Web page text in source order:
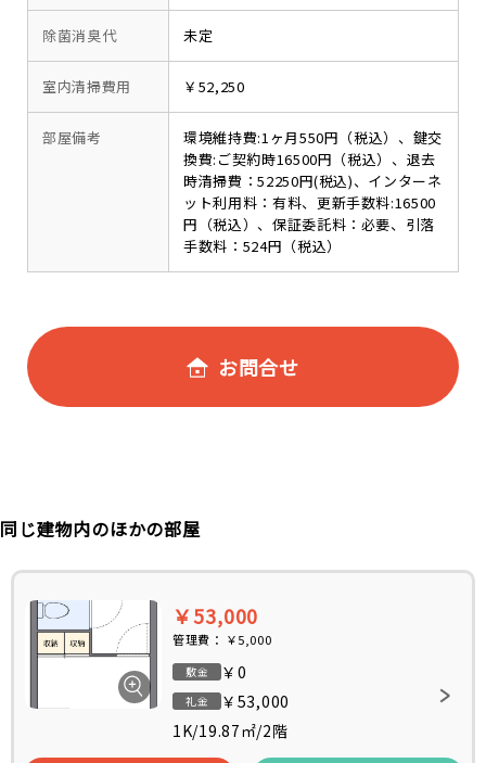
除菌消臭代 未定
室内清掃費用 ￥52,250
部屋備考
環境維持費:1ヶ月550円（税込）、鍵交
換費:ご契約時16500円（税込）、退去
時清掃費：52250円(税込)、インターネ
ット利用料：有料、更新手数料:16500
円（税込）、保証委託料：必要、引落
手数料：524円（税込）
お問合せ
同じ建物内のほかの部屋
￥53,000
管理費： ￥5,000
敷金 ￥0
礼金
￥53,000
1K/19.87㎡/2階